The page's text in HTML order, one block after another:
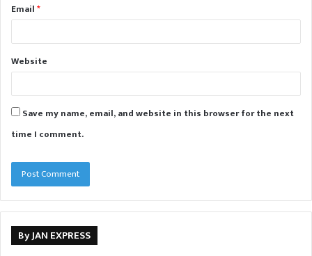
Email*
Website
Save my name, email, and website in this browser for the next
time I comment.
By JAN EXPRESS